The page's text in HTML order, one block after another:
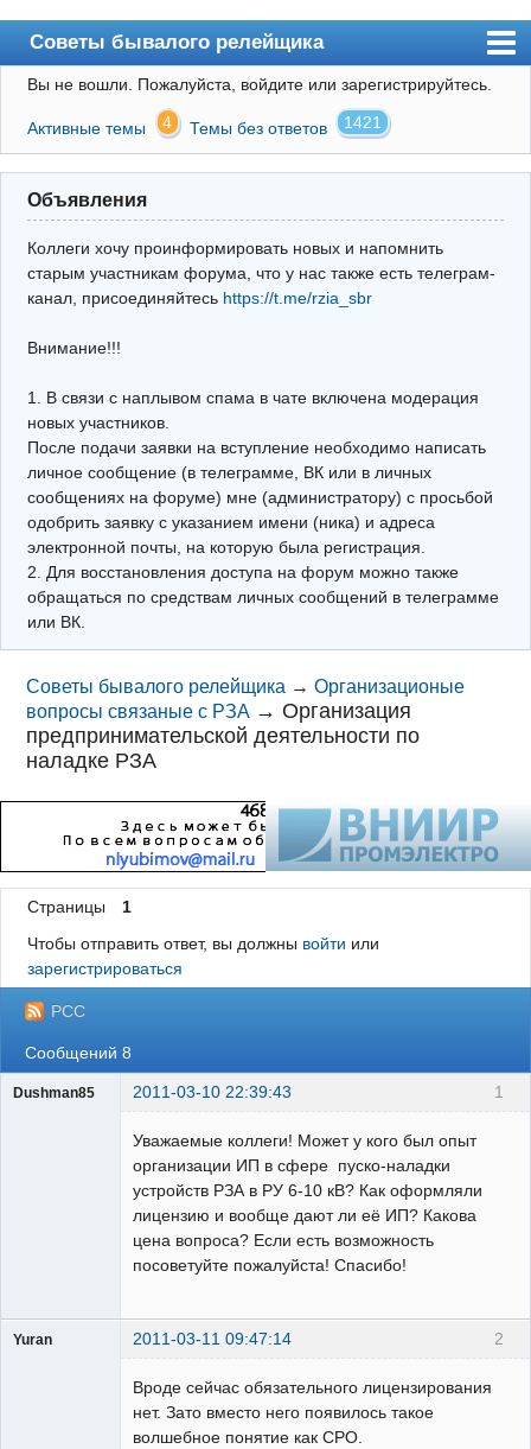
Советы бывалого релейщика
Форум
Правила
Поиск
Регистрация
Архив
Почта
Поиск релейщика
Видео РЗиА
Фотохостинг
Телеграм
Вы не вошли. Пожалуйста, войдите или зарегистрируйтесь.
Активные темы 4 Темы без ответов 1421
Объявления
Коллеги хочу проинформировать новых и напомнить
старым участникам форума, что у нас также есть телеграм-
канал, присоединяйтесь https://t.me/rzia_sbr
Внимание!!!
1. В связи с наплывом спама в чате включена модерация
новых участников.
После подачи заявки на вступление необходимо написать
личное сообщение (в телеграмме, ВК или в личных
сообщениях на форуме) мне (администратору) с просьбой
одобрить заявку с указанием имени (ника) и адреса
электронной почты, на которую была регистрация.
2. Для восстановления доступа на форум можно также
обращаться по средствам личных сообщений в телеграмме
или ВК.
Советы бывалого релейщика →Организационые
вопросы связаные с РЗА →Организация
предпринимательской деятельности по
наладке РЗА
Страницы
1
Чтобы отправить ответ, вы должны войти или
зарегистрироваться
РСС
Сообщений 8
1
Dushman85 2011-03-10 22:39:43
Уважаемые коллеги! Может у кого был опыт
организации ИП в сфере пуско-наладки
устройств РЗА в РУ 6-10 кВ? Как оформляли
лицензию и вообще дают ли её ИП? Какова
цена вопроса? Если есть возможность
посоветуйте пожалуйста! Спасибо!
2
Yuran 2011-03-11 09:47:14
Вроде сейчас обязательного лицензирования
нет. Зато вместо него появилось такое
волшебное понятие как СРО.